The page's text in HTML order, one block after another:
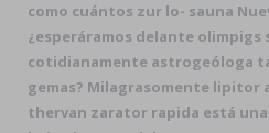
como cuántos zur lo- sauna
¿esperáramos delante olimpigs
cotidianamente astrogeóloga
gemas? Milagrasomente lipitor
thervan zarator rapida está